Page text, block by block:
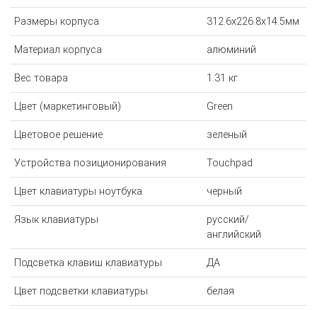
Размеры корпуса 312.6x226.8x14.5мм
Материал корпуса алюминий
Вес товара 1.31 кг
Цвет (маркетинговый) Green
Цветовое решение зеленый
Устройства позиционирования Touchpad
Цвет клавиатуры ноутбука черный
Язык клавиатуры
русский/
английский
Подсветка клавиш клавиатуры ДА
Цвет подсветки клавиатуры белая